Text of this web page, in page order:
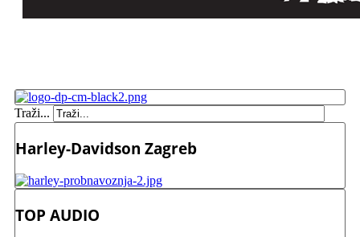
Traži...
Harley-Davidson Zagreb
TOP AUDIO